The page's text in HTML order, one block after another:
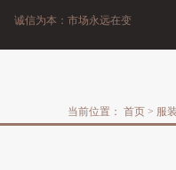
诚信为本：市场永远在变，诚信永远
当前位置： 首页 > 服